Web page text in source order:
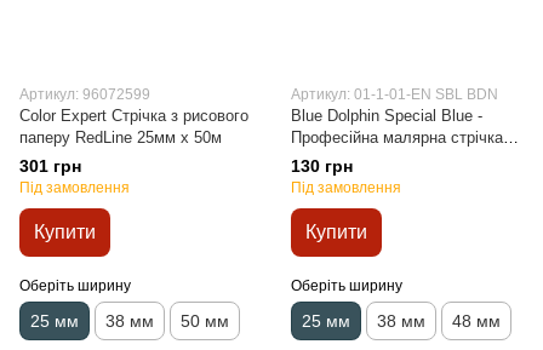
Артикул: 96072599
Color Expert Стрічка з рисового
паперу RedLine 25мм x 50м
301 грн
Під замовлення
Купити
Оберіть ширину
25 мм 38 мм 50 мм
Артикул: 01-1-01-EN SBL BDN
Blue Dolphin Special Blue -
Професійна малярна стрічка
(скотч) MT-PG, блакитна, 25 мм
х 50 м
130 грн
Під замовлення
Купити
Оберіть ширину
25 мм 38 мм 48 мм